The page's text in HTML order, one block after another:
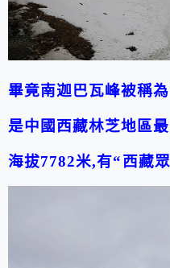
畢竟南迦巴瓦峰被稱
是中國西藏林芝地區
海拔7782米,有“西藏